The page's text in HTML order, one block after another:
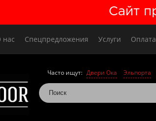
Сайт
нас Спецпредложения Услуги Оплата
Часто ищут: Двери Ока Эльпорта